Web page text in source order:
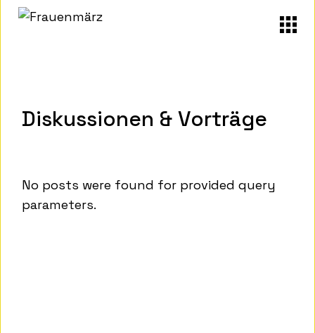
Skip
Diskussionen & Vorträge
No posts were found for provided query
parameters.